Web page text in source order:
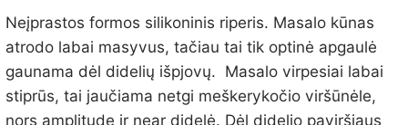
Neįprastos formos silikoninis riperis. Masalo kūnas
atrodo labai masyvus, tačiau tai tik optinė apgaulė
gaunama dėl didelių išpjovų. Masalo virpesiai labai
stiprūs, tai jaučiama netgi meškerykočio viršūnėle,
nors amplitude ir near didelė. Dėl didelio paviršiaus